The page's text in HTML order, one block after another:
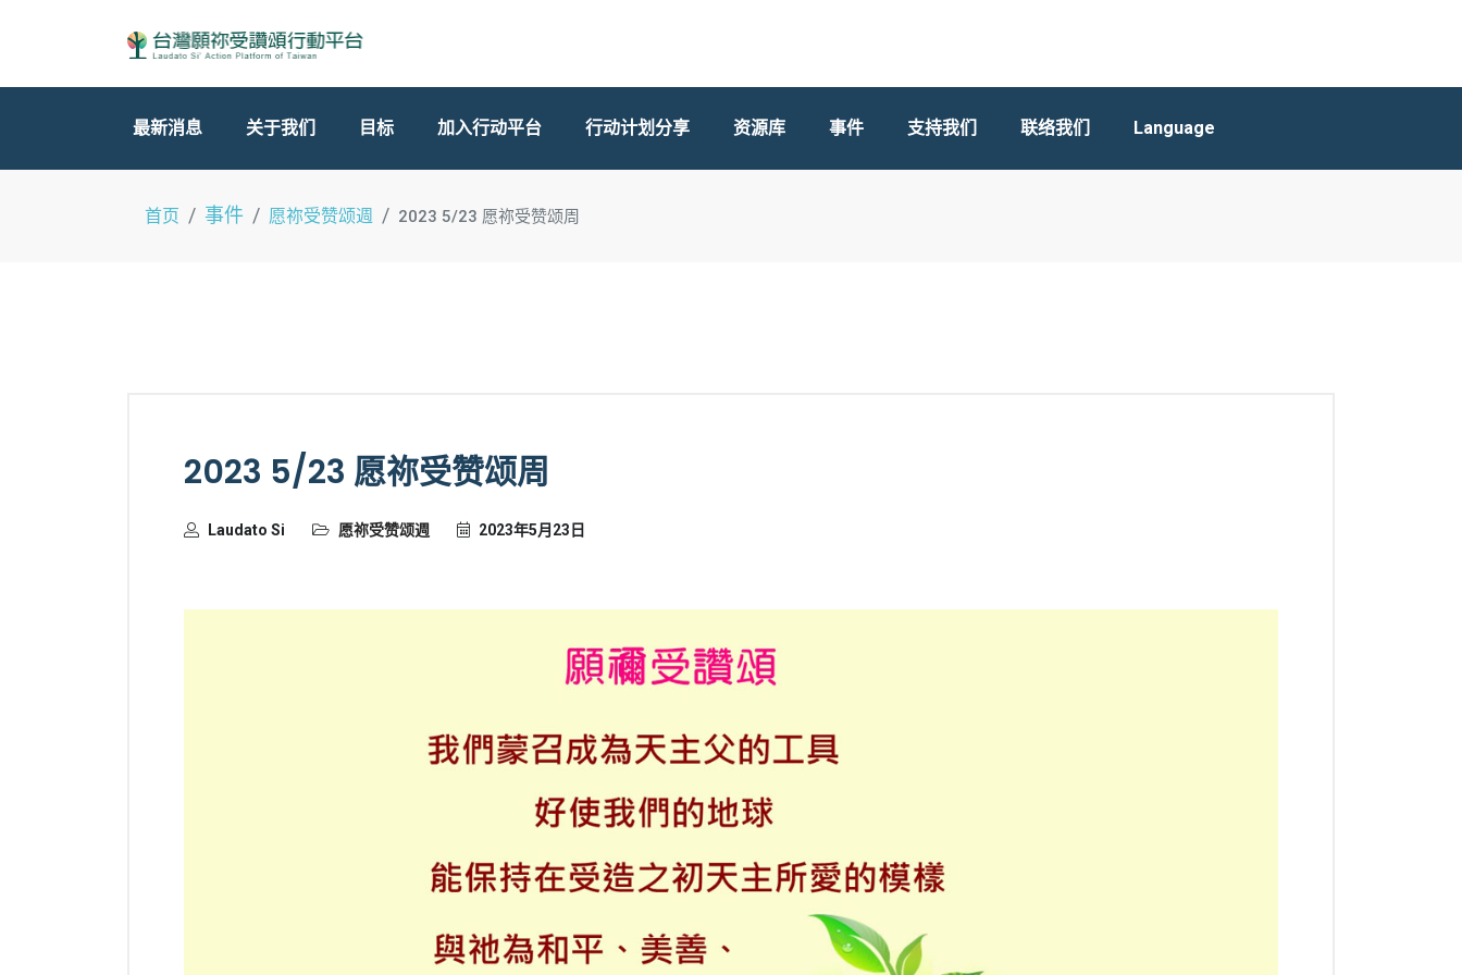
最新消息 关于我们 目标 加入行动平台 行动计划分享 资源库 事件 支持我们 联络我们 Language
首页 事件 愿祢受赞颂週 2023 5/23 愿祢受赞颂周
2023 5/23 愿祢受赞颂周
Laudato Si 愿祢受赞颂週 2023年5月23日